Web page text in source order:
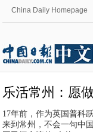
China Daily Homepage
乐活常州：愿
17年前，作为英国普科
来到常州，不会一句中